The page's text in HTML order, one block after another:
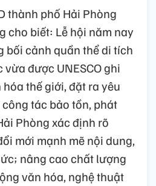
thành phố Hải Phòng
cho biết: Lễ hội năm nay
bối cảnh quần thể di tích
vừa được UNESCO ghi
thế giới, đặt ra yêu
tác bảo tồn, phát
Phòng xác định rõ
mới mạnh mẽ nội dung,
nâng cao chất lượng
văn hóa, nghệ thuật